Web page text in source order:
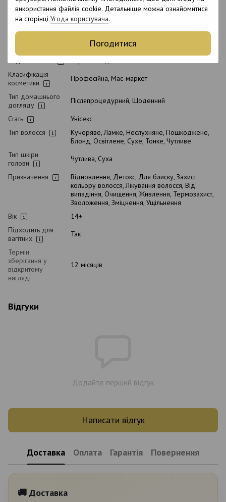
використання файлів cookie. Детальніше можна ознайомитися
на сторінці Угода користувача.
Погодитися
виробництва
Об`єм
12 x 7 мл
Стан товару
Новий
Флакон
Вид косметики
Класифікація
косметики
Професійна, Мас-маркет
Тип домашнього
догляду
Післяпроцедурний, Щоденний
Стать
Унісекс
Тип волосся
Кучеряве, Ламке, Неслухняне, Пошкоджене,
Блонд, Освітлене, Сухе, Тонке, Чутливе
Тип шкіри
голови
Чутлива, Суха
Призначення
Відновлення, Детокс, Для блиску, Захист
кольору волосся, Лікування волосся, Від
випадіння, Очищення, Живлення, Термозахист,
Зволоження, Зміцнення, Ущільнення
Вік
14+
Підходить для
вагітних
Так
Термін
зберігання у
відкритому
вигляді
12 місяців
Відгуки
Додайте перший відгук
Написати відгук
Доставка Оплата Гарантія Повернення
🚚 Доставка